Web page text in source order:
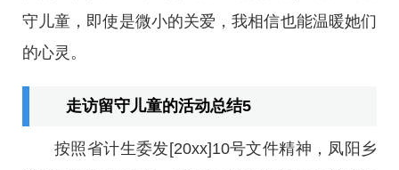
守儿童，即使是微小的关爱，我相信也能温暖她们
的心灵。
走访留守儿童的活动总结5
按照省计生委发[20xx]10号文件精神，凤阳乡